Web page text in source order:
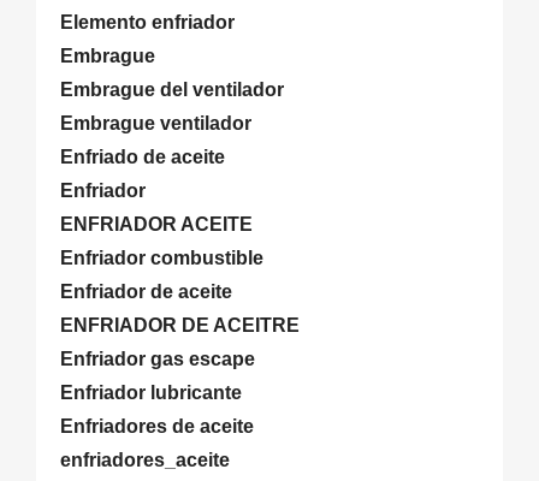
Elemento enfriador
Embrague
Embrague del ventilador
Embrague ventilador
Enfriado de aceite
Enfriador
ENFRIADOR ACEITE
Enfriador combustible
Enfriador de aceite
ENFRIADOR DE ACEITRE
Enfriador gas escape
Enfriador lubricante
Enfriadores de aceite
enfriadores_aceite